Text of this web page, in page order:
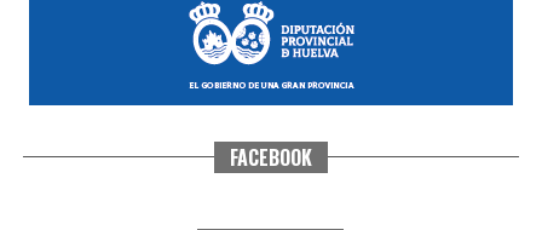
CUARTA CORRIDA DE LAS FIESTAS COLOMBINAS
FACEBOOK